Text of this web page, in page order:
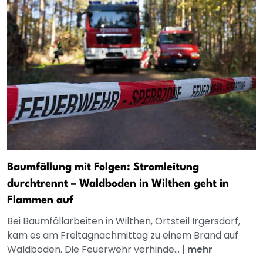
Baumfällung mit Folgen: Stromleitung
durchtrennt – Waldboden in Wilthen geht in
Flammen auf
Bei Baumfällarbeiten in Wilthen, Ortsteil Irgersdorf,
kam es am Freitagnachmittag zu einem Brand auf
Waldboden. Die Feuerwehr verhinde... | mehr